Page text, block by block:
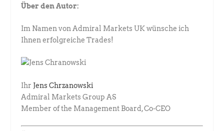
Über den Autor:
Im Namen von Admiral Markets UK wünsche ich
Ihnen erfolgreiche Trades!
Ihr Jens Chrzanowski
Admiral Markets Group AS
Member of the Management Board, Co-CEO